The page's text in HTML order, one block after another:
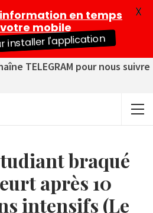
TELEGRAM pour nous suivre
braqué
après 10
intensifs (Le
en temps
mobile
installer l'application
X